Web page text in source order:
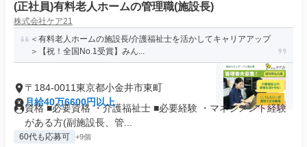
(正社員)有料老人ホームの管理職(施設長)
株式会社ケア21
＜有料老人ホームの施設長/介護福祉士を活かしてキャリアアップ
＞【祝！全国No.1受賞】みん...
〒184-0011東京都小金井市東町
月給40万6600円以上
資格 ■必要資格 ・介護福祉士 ■必要経験 ・マネジメント経験
がある方(副施設長、管...
60代も応募可 +9個